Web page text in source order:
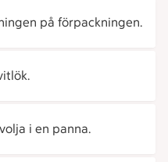
på förpackningen.
i en panna.